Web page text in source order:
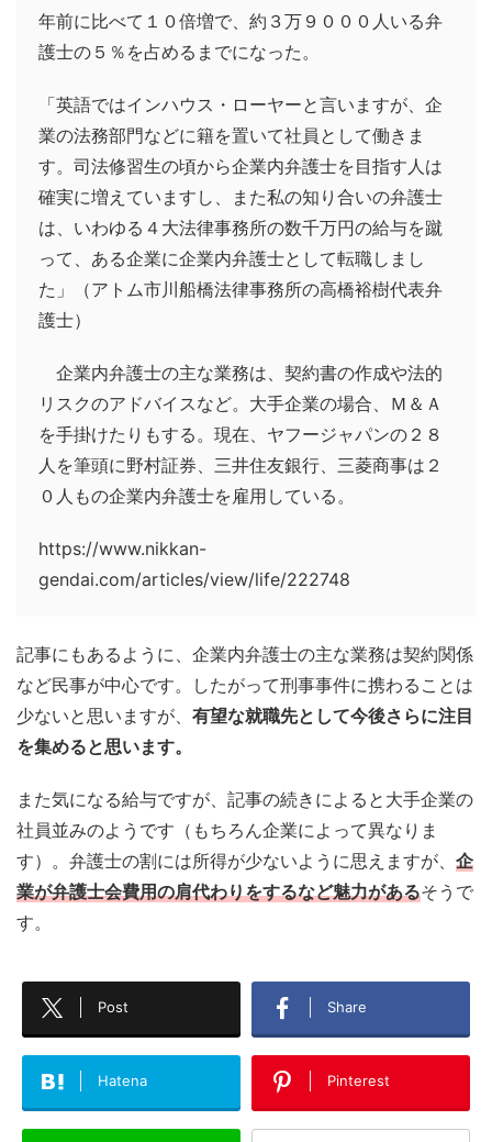
年前に比べて１０倍増で、約３万９０００人いる弁
護士の５％を占めるまでになった。
「英語ではインハウス・ローヤーと言いますが、企
業の法務部門などに籍を置いて社員として働きま
す。司法修習生の頃から企業内弁護士を目指す人は
確実に増えていますし、また私の知り合いの弁護士
は、いわゆる４大法律事務所の数千万円の給与を蹴
って、ある企業に企業内弁護士として転職しまし
た」（アトム市川船橋法律事務所の高橋裕樹代表弁
護士）
企業内弁護士の主な業務は、契約書の作成や法的
リスクのアドバイスなど。大手企業の場合、Ｍ＆Ａ
を手掛けたりもする。現在、ヤフージャパンの２８
人を筆頭に野村証券、三井住友銀行、三菱商事は２
０人もの企業内弁護士を雇用している。
https://www.nikkan-
gendai.com/articles/view/life/222748
記事にもあるように、企業内弁護士の主な業務は契約関係
など民事が中心です。したがって刑事事件に携わることは
少ないと思いますが、 有望な就職先として今後さらに注目
を集めると思います。
また気になる給与ですが、記事の続きによると大手企業の
社員並みのようです（もちろん企業によって異なりま
す）。弁護士の割には所得が少ないように思えますが、 企
業が弁護士会費用の肩代わりをするなど魅力があるそうで
す。
Post Share
Hatena Pinterest